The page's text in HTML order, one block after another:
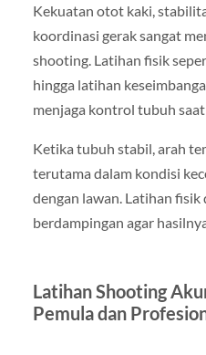
Kekuatan otot kaki,
koordinasi gerak sangat
shooting. Latihan fisik
hingga latihan
menjaga kontrol tubuh saat
Ketika tubuh stabil, arah
terutama dalam kondisi
dengan lawan. Latihan
berdampingan agar
Latihan Shooting
Pemula dan